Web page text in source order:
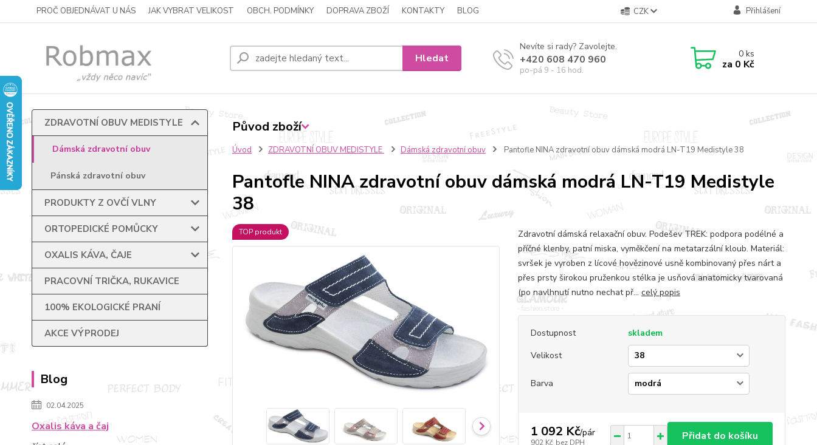
PROČ OBJEDNÁVAT U NÁS JAK VYBRAT VELIKOST OBCH. PODMÍNKY DOPRAVA ZBOŽÍ KONTAKTY BLOG CZK Přihlášení
Hledat
Nevíte si rady? Zavolejte.
+420 608 470 960
po-pá 9 - 16 hod.
0ks
za 0 Kč
ZDRAVOTNÍ OBUV MEDISTYLE
Dámská zdravotní obuv
Pánská zdravotní obuv
PRODUKTY Z OVČÍ VLNY
ORTOPEDICKÉ POMŮCKY
OXALIS KÁVA, ČAJE
PRACOVNÍ TRIČKA, RUKAVICE
100% EKOLOGICKÉ PRANÍ
AKCE VÝPRODEJ
Blog
02.04.2025
Oxalis káva a čaj
Úvod ZDRAVOTNÍ OBUV MEDISTYLE Dámská zdravotní obuv Pantofle NINA zdravotní obuv dámská modrá LN-T19 Medistyle 38
Pantofle NINA zdravotní obuv dámská modrá LN-T19 Medistyle
38
TOP produkt
Zdravotní dámská relaxační obuv. Podešev TREK: podpora podélné a
příčné klenby, patní miska, vyměkčení na metatarzální kloub. Materiál:
svršek je vyroben z lícové hovězinové usně kombinovaný přes nárt a
přes prsty širokou pruženkou stélka je usňová anatomicky tvarovaná
(po navlhnutí nutno nechat př... celý popis
Dostupnost
skladem
Velikost
Barva
1 092 Kč/pár
902 Kč bez DPH
Přidat do košíku
Původ zboží